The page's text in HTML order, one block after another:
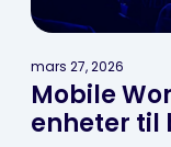
mars 27, 2026
Mobile
enheter til